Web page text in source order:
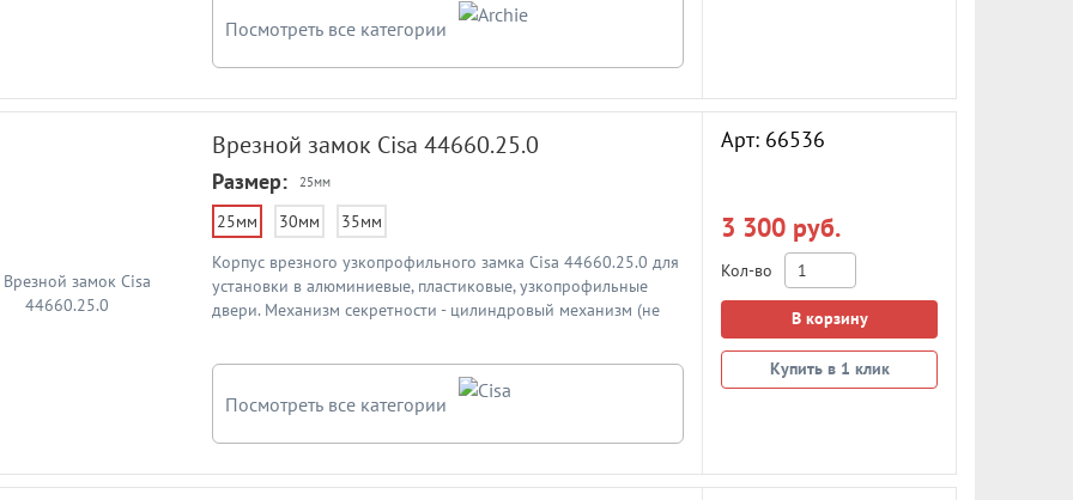
Посмотреть все категории
Врезной замок Cisa 44660.25.0
Размер: 25мм
25мм 30мм
35мм
Корпус врезного узкопрофильного замка Cisa 44660.25.0 для
установки в алюминиевые, пластиковые, узкопрофильные
двери. Механизм секретности - цилиндровый механизм (не
реверсивный (универсальный) - направление защелки
меняется путем перестановки. Схему врезного замка смотрите
Посмотреть все категории
Арт: 66536
3 300 руб.
Кол-во
В корзину
Купить в 1 клик